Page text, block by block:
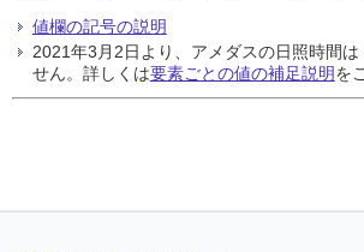
23
/// ///
24
/// /// /// /// ///
23
/// ///
24
/// /// /// /// ///
23
/// ///
24
/// /// /// /// ///
23
/// ///
24
/// /// /// /// ///
値欄の記号の説明
2021年3月2日より、アメダスの日照時間
せん。詳しくは要素ごとの値の補足説明を